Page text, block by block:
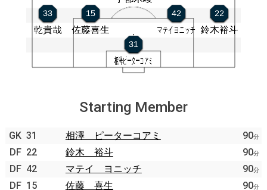
Starting Member
GK 31 相澤 ピーターコアミ 90分
DF 22 鈴木 裕斗 90分
DF 42 マテイ ヨニッチ 90分
DF 15 佐藤 喜生 90分